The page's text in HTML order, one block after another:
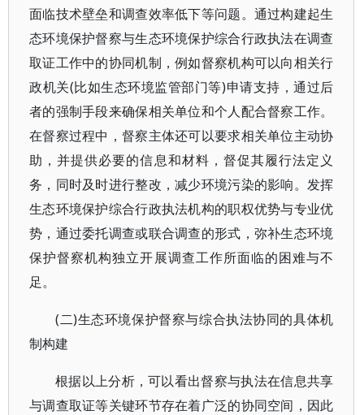
面临技术壁垒和调查效率低下等问题。通过构建起生
态环境保护督察与生态环境保护综合行政执法在调查
取证工作中的协同机制，例如督察机构可以向相关行
政机关(比如生态环境监管部门等)申请支持，通过后
者的强制手段来确保相关单位和个人配合督察工作。
在督察过程中，督察主体还可以要求相关单位主动协
助，并提供必要的信息和材料，督促其履行法定义
务，同时及时进行整改，减少环境污染的影响。发挥
生态环境保护综合行政执法机构的职权优势与专业优
势，通过委托调查或联合调查的形式，弥补生态环境
保护督察机构独立开展调查工作所面临的困难与不
足。
(二)生态环境保护督察与综合执法协同的具体机
制构建
根据以上分析，可以看出督察与执法在信息共享
与调查取证等关键环节存在着广泛的协同空间，因此